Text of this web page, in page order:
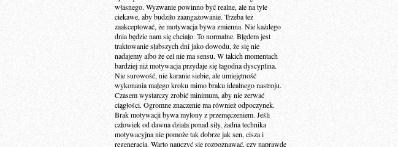
własnego. Wyzwanie powinno być realne, ale na tyle
ciekawe, aby budziło zaangażowanie. Trzeba też
zaakceptować, że motywacja bywa zmienna. Nie każdego
dnia będzie nam się chciało. To normalne. Błędem jest
traktowanie słabszych dni jako dowodu, że się nie
nadajemy albo że cel nie ma sensu. W takich momentach
bardziej niż motywacja przydaje się łagodna dyscyplina.
Nie surowość, nie karanie siebie, ale umiejętność
wykonania małego kroku mimo braku idealnego nastroju.
Czasem wystarczy zrobić minimum, aby nie zerwać
ciągłości. Ogromne znaczenie ma również odpoczynek.
Brak motywacji bywa mylony z przemęczeniem. Jeśli
człowiek od dawna działa ponad siły, żadna technika
motywacyjna nie pomoże tak dobrze jak sen, cisza i
regeneracja. Warto nauczyć się rozpoznawać, czy naprawdę